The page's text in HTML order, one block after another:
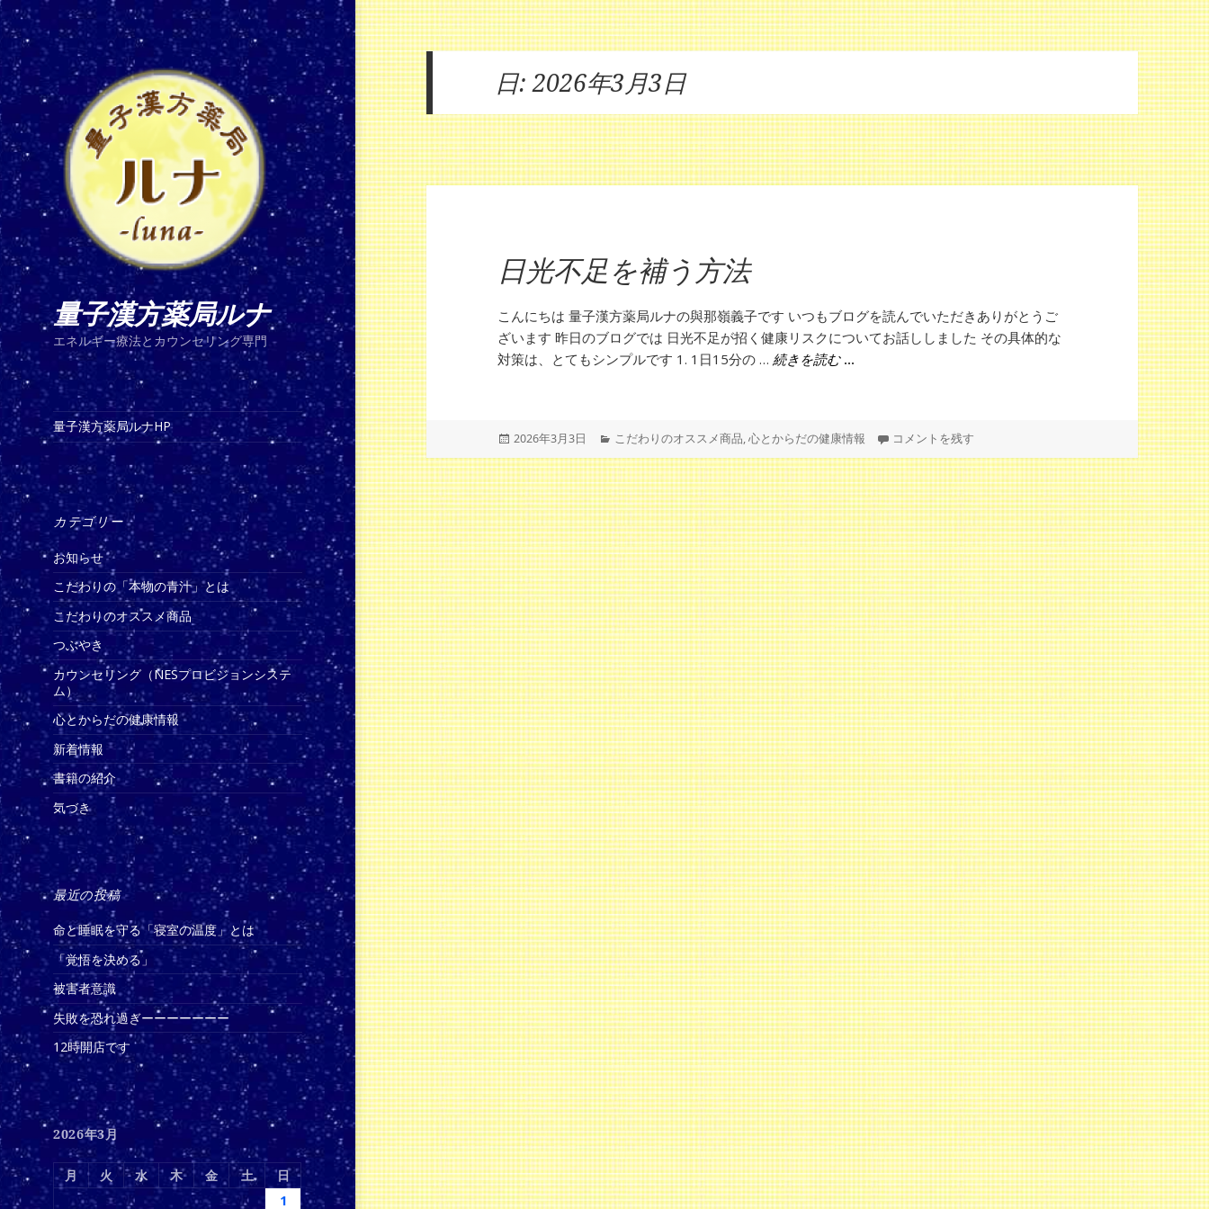
量子漢方薬局ルナ
エネルギー療法とカウンセリング専門
量子漢方薬局ルナHP
カテゴリー
お知らせ
こだわりの「本物の青汁」とは
こだわりのオススメ商品
つぶやき
カウンセリング（NESプロビジョンシステ
ム）
心とからだの健康情報
新着情報
書籍の紹介
気づき
最近の投稿
命と睡眠を守る「寝室の温度」とは
「覚悟を決める」
被害者意識
失敗を恐れ過ぎーーーーーーー
12時開店です
2026年3月
月 火 水 木 金 土
日
1
日:2026年3月3日
日光不足を補う方法
こんにちは 量子漢方薬局ルナの與那嶺義子です いつもブログを読んでいただきありがとうご
ざいます 昨日のブログでは 日光不足が招く健康リスクについてお話ししました その具体的な
対策は、とてもシンプルです 1. 1日15分の … 続きを読む
投
日:
2026年3月3日
カ
ゴ
リ
ー
こだわりのオススメ商品,心とからだの健康情報 日光不足を補う方法 に
コメントを残す